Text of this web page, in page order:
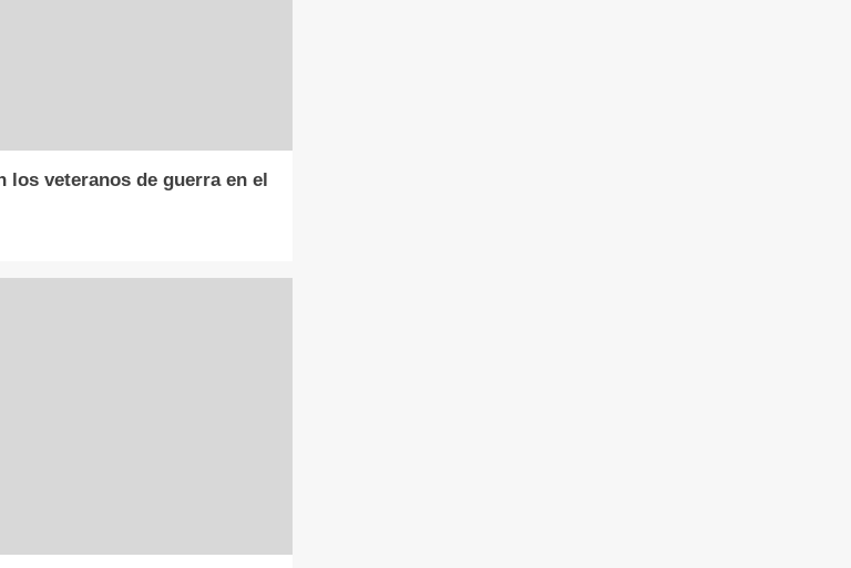
los veteranos de guerra en el